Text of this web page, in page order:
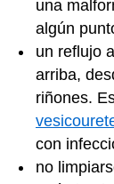
una
algún
un reflujo
arriba,
riñones.
con
no